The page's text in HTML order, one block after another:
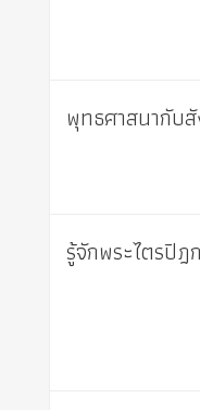
พุทธศาสนากับ
รู้จักพระไตรปิฎ